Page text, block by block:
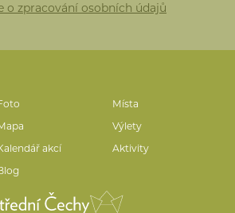
o zpracování osobních údajů
Místa
Výlety
akcí
Aktivity